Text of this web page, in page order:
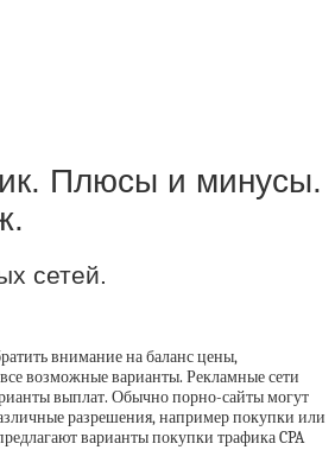
Плюсы и минусы.
сетей.
внимание на баланс цены,
возможные варианты. Рекламные сети
выплат. Обычно порно-сайты могут
разрешения, например покупки или
варианты покупки трафика CPA